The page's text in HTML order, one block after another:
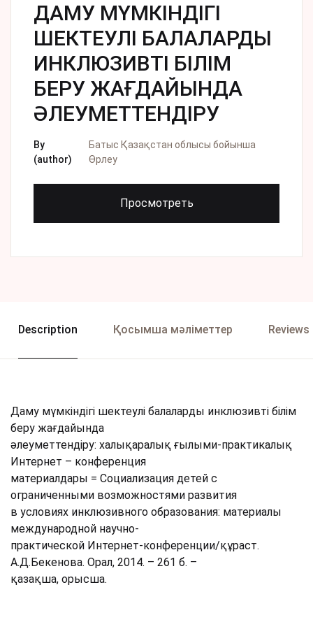
ДАМУ МҮМКІНДІГІ
ШЕКТЕУЛІ БАЛАЛАРДЫ
ИНКЛЮЗИВТІ БІЛІМ
БЕРУ ЖАҒДАЙЫНДА
ӘЛЕУМЕТТЕНДІРУ
By
(author)
Батыс Қазақстан облысы бойынша
Өрлеу
Просмотреть
Description Қосымша мәліметтер Reviews
Даму мүмкіндігі шектеулі балаларды инклюзивті білім
беру жағдайында
әлеуметтендіру: халықаралық ғылыми-практикалық
Интернет – конференция
материалдары = Социализация детей с
ограниченными возможностями развития
в условиях инклюзивного образования: материалы
международной научно-
практической Интернет-конференции/құраст.
А.Д.Бекенова. Орал, 2014. – 261 б. –
қазақша, орысша.